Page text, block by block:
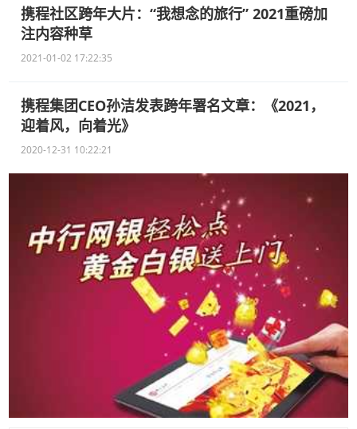
携程社区跨年大片：“我想念的旅行” 2021重磅加
注内容种草
2021-01-02 17:22:35
携程集团CEO孙洁发表跨年署名文章：《2021，
迎着风，向着光》
2020-12-31 10:22:21